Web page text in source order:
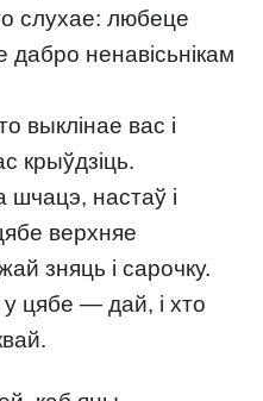
слухае: любеце
ненавісьнікам
выклінае вас і
крыўдзіць.
шчацэ, настаў і
верхняе
зняць і сарочку.
цябе — дай, і хто